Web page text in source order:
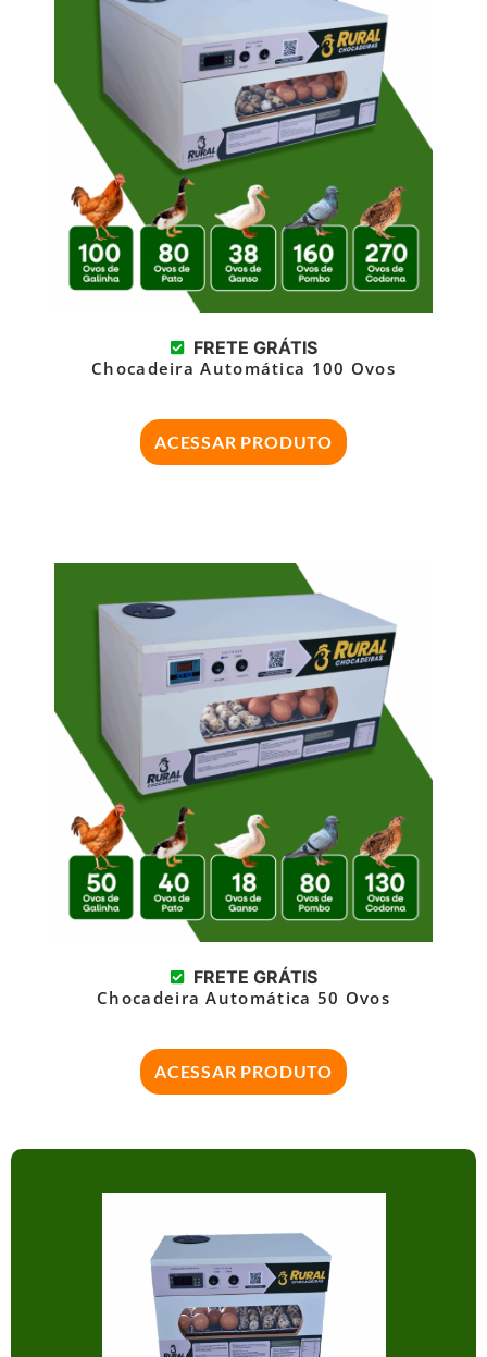
FRETE GRÁTIS
Chocadeira Automática 100 Ovos
ACESSAR PRODUTO
FRETE GRÁTIS
Chocadeira Automática 50 Ovos
ACESSAR PRODUTO